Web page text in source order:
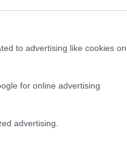
to advertising like cookies on
for online advertising
advertising.